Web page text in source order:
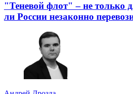
"Теневой флот" – не только
ли России незаконно